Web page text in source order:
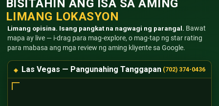
BISITAHIN ANG ISA SA AMING
LIMANG LOKASYON
Limang opisina. Isang pangkat na nagwagi ng parangal. Bawat
mapa ay live — i-drag para mag-explore, o mag-tap ng star rating
para mabasa ang mga review ng aming kliyente sa Google.
Las Vegas — Pangunahing Tanggapan (702) 374-0436